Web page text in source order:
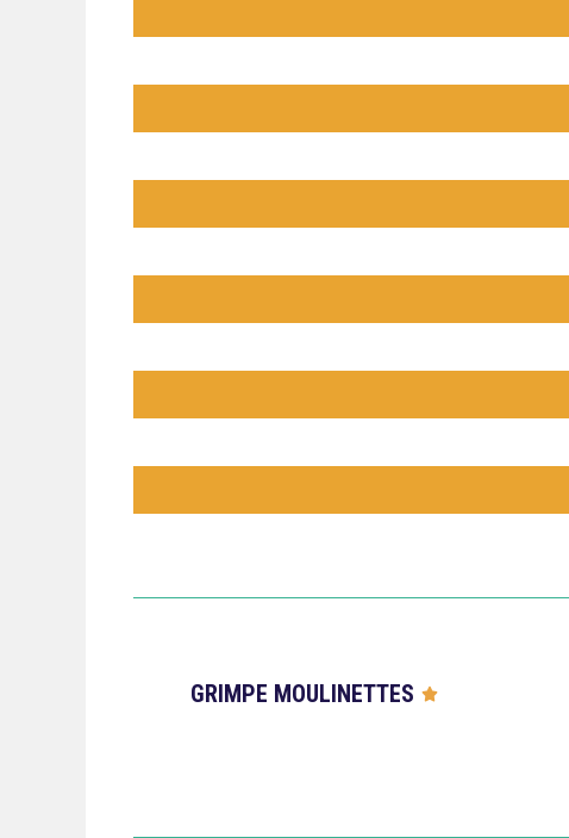
GRIMPE MOULINETTES 